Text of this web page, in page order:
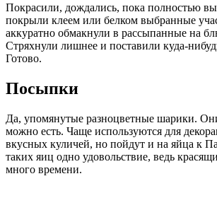
Покрасили, дождались, пока полностью
покрыли клеем или белком выбранные
аккуратно обмакнули в рассыпанные на
Стряхнули лишнее и поставили куда-
Готово.
Посыпки
Да, упомянутые разноцветные шарики.
можно есть. Чаще используются для
вкусных куличей, но пойдут и на яйца к
таких яиц одно удовольствие, ведь
много времени.